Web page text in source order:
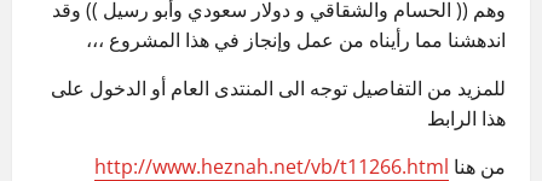
وهم (( الحسام والشقاقي و دولار سعودي وأبو رسيل )) وقد
اندهشنا مما رأيناه من عمل وإنجاز في هذا المشروع ،،،
للمزيد من التفاصيل توجه الى المنتدى العام أو الدخول على
هذا الرابط
من هنا http://www.heznah.net/vb/t11266.html